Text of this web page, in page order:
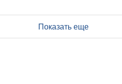
Показать еще